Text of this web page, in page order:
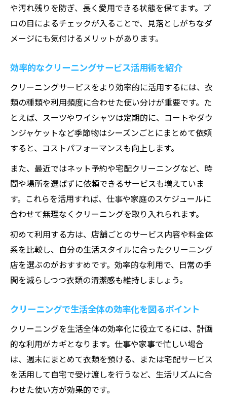
や汚れ残りを防ぎ、長く愛用できる状態を保てます。プ
ロの目によるチェックが入ることで、見落としがちなダ
メージにも気付けるメリットがあります。
効率的なクリーニングサービス活用術を紹介
クリーニングサービスをより効率的に活用するには、衣
類の種類や利用頻度に合わせた使い分けが重要です。た
とえば、スーツやワイシャツは定期的に、コートやダウ
ンジャケットなど季節物はシーズンごとにまとめて依頼
すると、コストパフォーマンスも向上します。
また、最近ではネット予約や宅配クリーニングなど、時
間や場所を選ばずに依頼できるサービスも増えていま
す。これらを活用すれば、仕事や家庭のスケジュールに
合わせて無理なくクリーニングを取り入れられます。
初めて利用する方は、店舗ごとのサービス内容や料金体
系を比較し、自分の生活スタイルに合ったクリーニング
店を選ぶのがおすすめです。効率的な利用で、日常の手
間を減らしつつ衣類の清潔感も維持しましょう。
クリーニングで生活全体の効率化を図るポイント
クリーニングを生活全体の効率化に役立てるには、計画
的な利用がカギとなります。仕事や家事で忙しい場合
は、週末にまとめて衣類を預ける、または宅配サービス
を活用して自宅で受け渡しを行うなど、生活リズムに合
わせた使い方が効果的です。